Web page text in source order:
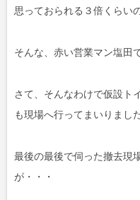
思っておられる３倍くらい
そんな、赤い営業マン塩田
さて、そんなわけで仮設ト
も現場へ行ってまいりました
最後の最後で伺った撤去現
が・・・